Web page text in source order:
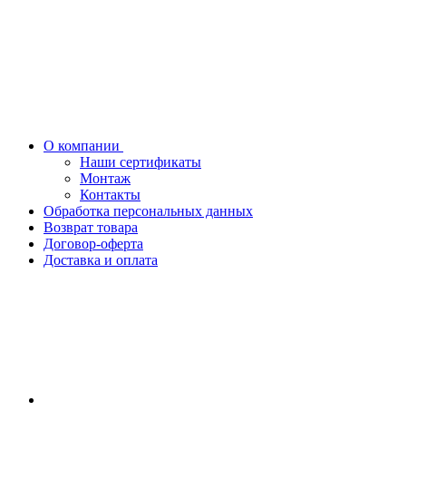
О компании
Наши сертификаты
Монтаж
Контакты
Обработка персональных данных
Возврат товара
Договор-оферта
Доставка и оплата